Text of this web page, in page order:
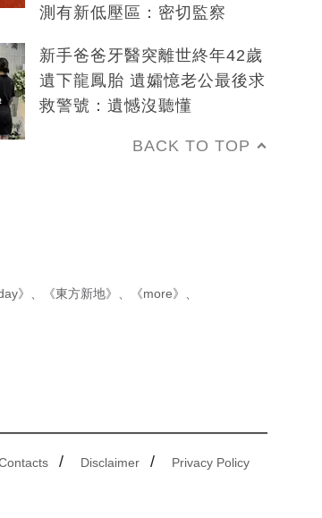
測有新低壓區：密切監察
新手爸爸牙醫突離世終年42歲
遺下龍鳳胎 遺孀憶老公最後求
救警號：遺憾沒聽懂
BACK TO TOP
》 《東方新地》 《more》
/ Disclaimer / Privacy Policy